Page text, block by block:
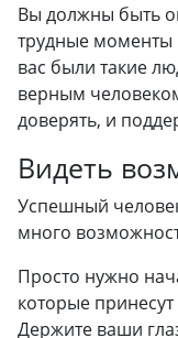
Вы должны быть
трудные моменты
вас были такие
верным
доверять, и
Видеть
Успешный
много
Просто нужно
которые
Держите ваши